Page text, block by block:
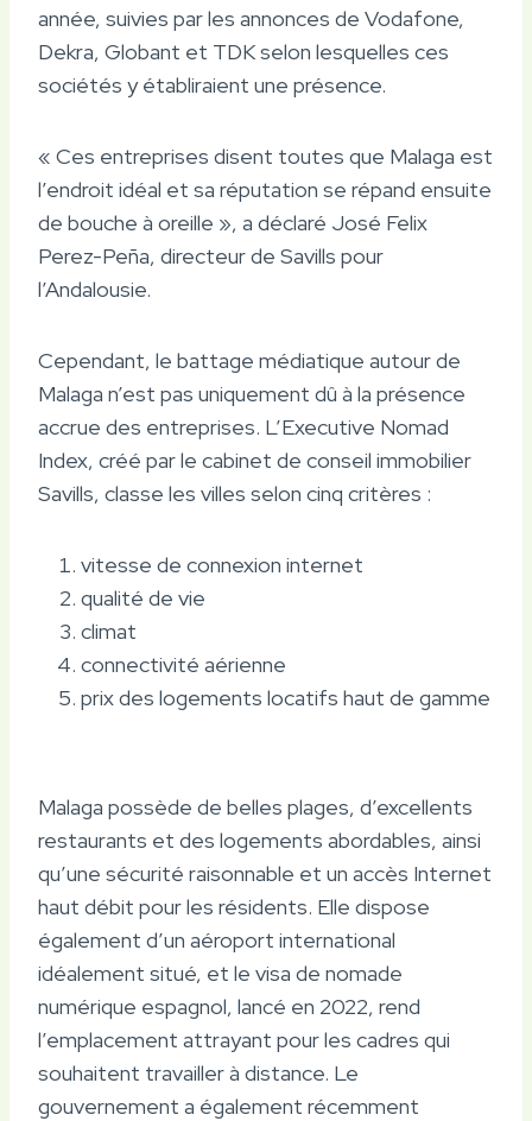
année, suivies par les annonces de Vodafone,
Dekra, Globant et TDK selon lesquelles ces
sociétés y établiraient une présence.
« Ces entreprises disent toutes que Malaga est
l’endroit idéal et sa réputation se répand ensuite
de bouche à oreille », a déclaré José Felix
Perez-Peña, directeur de Savills pour
l’Andalousie.
Cependant, le battage médiatique autour de
Malaga n’est pas uniquement dû à la présence
accrue des entreprises. L’Executive Nomad
Index, créé par le cabinet de conseil immobilier
Savills, classe les villes selon cinq critères :
vitesse de connexion internet
qualité de vie
climat
connectivité aérienne
prix des logements locatifs haut de gamme
Malaga possède de belles plages, d’excellents
restaurants et des logements abordables, ainsi
qu’une sécurité raisonnable et un accès Internet
haut débit pour les résidents. Elle dispose
également d’un aéroport international
idéalement situé, et le visa de nomade
numérique espagnol, lancé en 2022, rend
l’emplacement attrayant pour les cadres qui
souhaitent travailler à distance. Le
gouvernement a également récemment